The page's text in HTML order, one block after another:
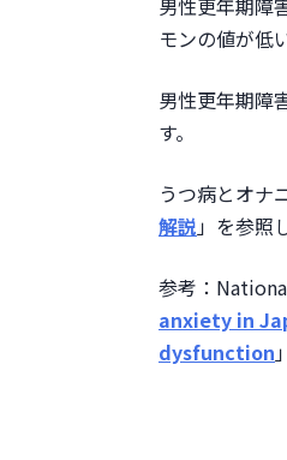
男性更年期障
モンの値が低
男性更年期障
す。
うつ病とオナ
解説」を参照
参考：
anxiety in
dysfunction」